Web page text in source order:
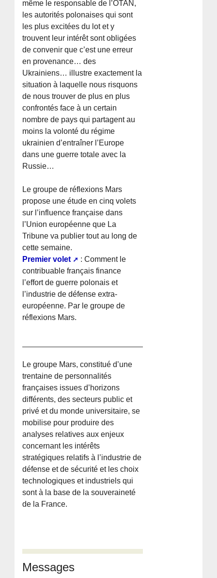
même le responsable de l’OTAN,
les autorités polonaises qui sont
les plus excitées du lot et y
trouvent leur intérêt sont obligées
de convenir que c’est une erreur
en provenance… des
Ukrainiens… illustre exactement la
situation à laquelle nous risquons
de nous trouver de plus en plus
confrontés face à un certain
nombre de pays qui partagent au
moins la volonté du régime
ukrainien d’entraîner l’Europe
dans une guerre totale avec la
Russie…
Le groupe de réflexions Mars
propose une étude en cinq volets
sur l’influence française dans
l’Union européenne que La
Tribune va publier tout au long de
cette semaine.
Premier volet
: Comment le
contribuable français finance
l’effort de guerre polonais et
l’industrie de défense extra-
européenne. Par le groupe de
réflexions Mars.
Le groupe Mars, constitué d’une
trentaine de personnalités
françaises issues d’horizons
différents, des secteurs public et
privé et du monde universitaire, se
mobilise pour produire des
analyses relatives aux enjeux
concernant les intérêts
stratégiques relatifs à l’industrie de
défense et de sécurité et les choix
technologiques et industriels qui
sont à la base de la souveraineté
de la France.
Messages